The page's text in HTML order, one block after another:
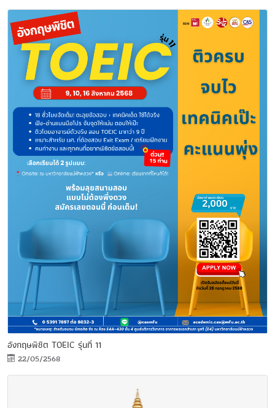
อังกฤษพิชิต TOEIC รุ่นที่ 11
22/05/2568